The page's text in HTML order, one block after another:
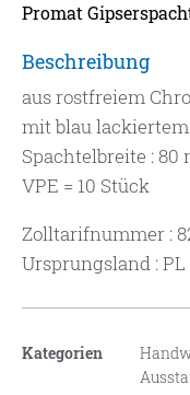
Promat
Beschreibung
aus rostfreiem
mit blau
Spachtelbreite : 80
VPE = 10 Stück
Zolltarifnummer :
Ursprungsland : PL
Kategorien